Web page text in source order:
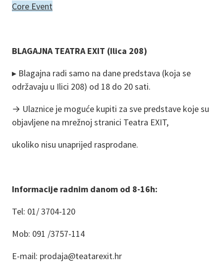
Core Event
BLAGAJNA TEATRA EXIT (Ilica 208)
▸ Blagajna radi samo na dane predstava (koja se
održavaju u Ilici 208) od 18 do 20 sati.
→ Ulaznice je moguće kupiti za sve predstave koje su
objavljene na mrežnoj stranici Teatra EXIT,
ukoliko nisu unaprijed rasprodane.
Informacije radnim danom od 8-16h:
Tel: 01/ 3704-120
Mob: 091 /3757-114
E-mail: prodaja@teatarexit.hr